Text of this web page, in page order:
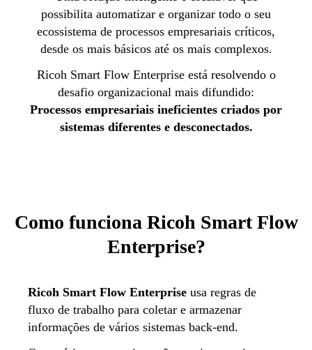
possibilita automatizar e organizar todo o seu
ecossistema de processos empresariais críticos,
desde os mais básicos até os mais complexos.
Ricoh Smart Flow Enterprise está resolvendo o
desafio organizacional mais difundido:
Processos empresariais ineficientes criados por
sistemas diferentes e desconectados.
Como funciona Ricoh Smart Flow
Enterprise?
Ricoh Smart Flow Enterprise usa regras de
fluxo de trabalho para coletar e armazenar
informações de vários sistemas back-end.